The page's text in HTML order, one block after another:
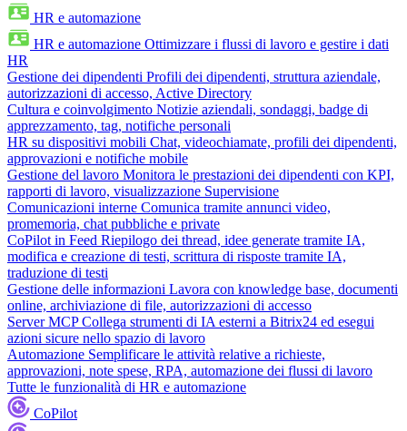
HR e automazione
HR e automazione Ottimizzare i flussi di lavoro e gestire i dati
HR
Gestione dei dipendenti Profili dei dipendenti, struttura aziendale,
autorizzazioni di accesso, Active Directory
Cultura e coinvolgimento Notizie aziendali, sondaggi, badge di
apprezzamento, tag, notifiche personali
HR su dispositivi mobili Chat, videochiamate, profili dei dipendenti,
approvazioni e notifiche mobile
Gestione del lavoro Monitora le prestazioni dei dipendenti con KPI,
rapporti di lavoro, visualizzazione Supervisione
Comunicazioni interne Comunica tramite annunci video,
promemoria, chat pubbliche e private
CoPilot in Feed Riepilogo dei thread, idee generate tramite IA,
modifica e creazione di testi, scrittura di risposte tramite IA,
traduzione di testi
Gestione delle informazioni Lavora con knowledge base, documenti
online, archiviazione di file, autorizzazioni di accesso
Server MCP Collega strumenti di IA esterni a Bitrix24 ed esegui
azioni sicure nello spazio di lavoro
Automazione Semplificare le attività relative a richieste,
approvazioni, note spese, RPA, automazione dei flussi di lavoro
Tutte le funzionalità di HR e automazione
CoPilot